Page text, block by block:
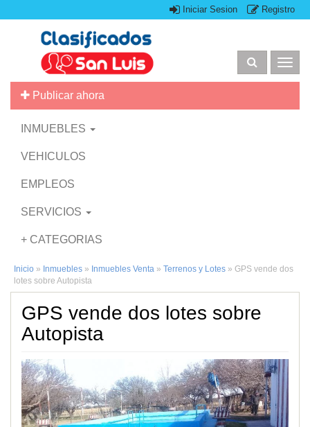
Iniciar Sesion Registro
Publicar ahora
INMUEBLES
VEHICULOS
EMPLEOS
SERVICIOS
+ CATEGORIAS
Inicio » Inmuebles » Inmuebles Venta » Terrenos y Lotes » GPS vende dos
lotes sobre Autopista
GPS vende dos lotes sobre
Autopista